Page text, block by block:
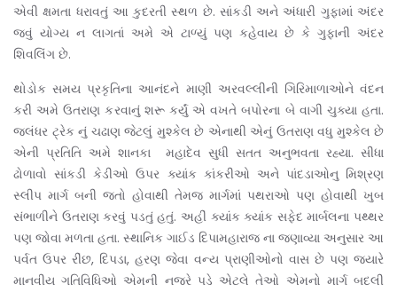
એવી ક્ષમતા ધરાવતું આ કુદરતી સ્થળ છે. સાંકડી અને અંધારી ગુફામાં અંદર
જવું યોગ્ય ન લાગતાં અમે એ ટાળ્યું પણ કહેવાય છે કે ગુફાની અંદર
શિવલિંગ છે.
થોડોક સમય પ્રકૃતિના આનંદને માણી અરવલ્લીની ગિરિમાળાઓને વંદન
કરી અમે ઉતરાણ કરવાનું શરૂ કર્યું એ વખતે બપોરના બે વાગી ચુક્યા હતા.
જલંધર ટ્રેક નું ચઢાણ જેટલું મુશ્કેલ છે એનાથી એનું ઉતરાણ વધુ મુશ્કેલ છે
એની પ્રતિતિ અમે શાનકા મહાદેવ સુધી સતત અનુભવતા રહ્યા. સીધા
ઢોળાવો સાંકડી કેડીઓ ઉપર ક્યાંક કાંકરીઓ અને પાંદડાઓનુ મિશ્રણ
સ્લીપ માર્ગ બની જતો હોવાથી તેમજ માર્ગમાં પથરાઓ પણ હોવાથી ખુબ
સંભાળીને ઉતરાણ કરવું પડતું હતું. અહીં ક્યાંક ક્યાંક સફેદ માર્બલના પથ્થર
પણ જોવા મળતા હતા. સ્થાનિક ગાઈડ દિપામહારાજ ના જણાવ્યા અનુસાર આ
પર્વત ઉપર રીંછ, દિપડા, હરણ જેવા વન્ય પ્રાણીઓનો વાસ છે પણ જ્યારે
માનવીય ગતિવિધિઓ એમની નજરે પડે એટલે તેઓ એમનો માર્ગ બદલી